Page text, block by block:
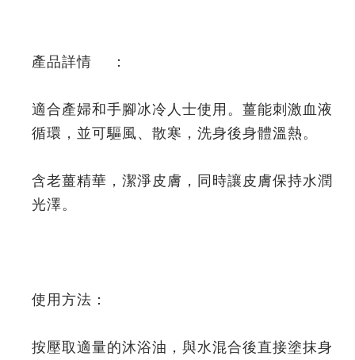
產品詳情 ：
適合產婦和手腳冰冷人士使用。薑能刺激血液
循環，並可驅風、散寒，洗身後身體溫熱。
含老薑精華，潔淨皮膚，同時讓皮膚保持水潤
光澤。
使用方法：
按壓取適量的沐浴油，與水混合後直接塗抹身